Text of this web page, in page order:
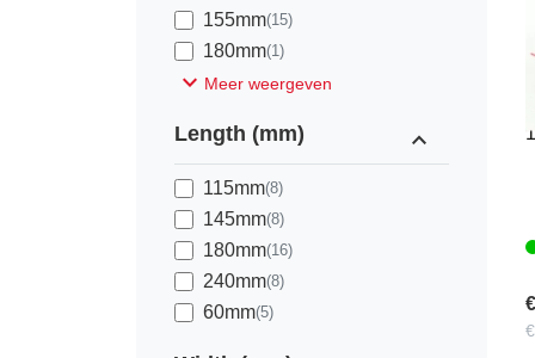
155mm(15)
180mm(1)
expand_more Meer weergeven
Length (mm) expand_less
115mm(8)
145mm(8)
180mm(16)
240mm(8)
60mm(5)